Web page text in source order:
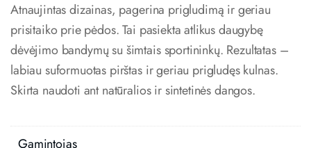
Atnaujintas dizainas, pagerina prigludimą ir geriau
prisitaiko prie pėdos. Tai pasiekta atlikus daugybę
dėvėjimo bandymų su šimtais sportininkų. Rezultatas –
labiau suformuotas pirštas ir geriau prigludęs kulnas.
Skirta naudoti ant natūralios ir sintetinės dangos.
Gamintojas